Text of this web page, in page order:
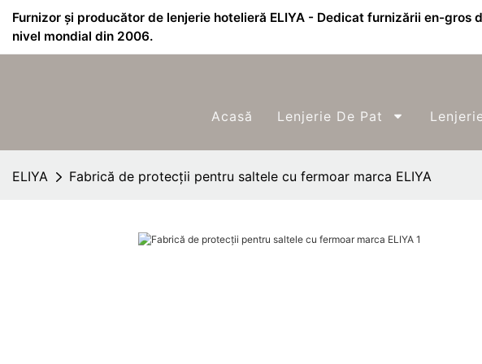
Furnizor și producător de lenjerie hotelieră ELIYA - Dedicat furnizării en-gros
nivel mondial din 2006.
Acasă Lenjerie De Pat
ELIYA Fabrică de protecții pentru saltele cu fermoar marca ELIYA